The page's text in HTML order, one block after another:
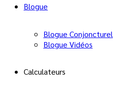
Blogue
Blogue Conjoncturel
Blogue Vidéos
Calculateurs
Renouvellement
Mise de fonds
$
Terme (années)